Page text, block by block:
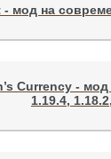
- мод на
Currency -
1.19.4,